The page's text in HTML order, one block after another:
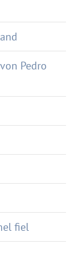
Pedro
fiel